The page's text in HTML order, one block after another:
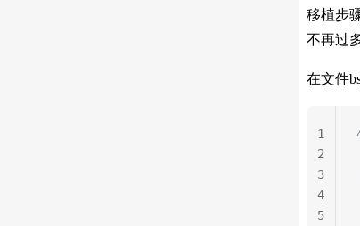
移植步
不再过
在文件
1
2
3
4
5